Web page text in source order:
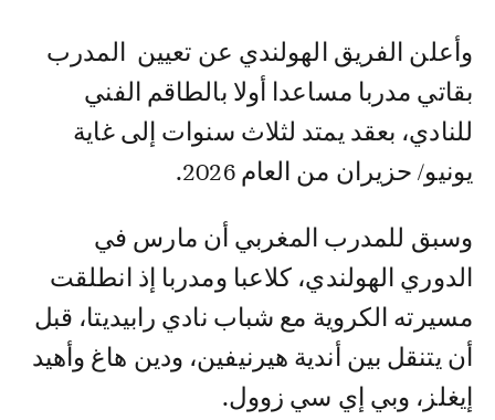
وأعلن الفريق الهولندي عن تعيين المدرب
بقاتي مدربا مساعدا أولا بالطاقم الفني
للنادي، بعقد يمتد لثلاث سنوات إلى غاية
يونيو/ حزيران من العام 2026.
وسبق للمدرب المغربي أن مارس في
الدوري الهولندي، كلاعبا ومدربا إذ انطلقت
مسيرته الكروية مع شباب نادي رابيديتا، قبل
أن يتنقل بين أندية هيرنيفين، ودين هاغ وأهيد
إيغلز، وبي إي سي زوول.